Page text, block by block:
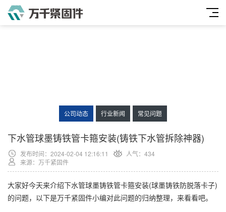
公司动态 行业新闻 常见问题
下水管球墨铸铁管卡箍安装(铸铁下水管拆除神器)
发布时间：2024-02-04 12:16:11 人气： 434
来源：万千紧固件
大家好今天来介绍下水管球墨铸铁管卡箍安装(球墨铸铁防脱落卡子)
的问题，以下是万千紧固件小编对此问题的归纳整理，来看看吧。